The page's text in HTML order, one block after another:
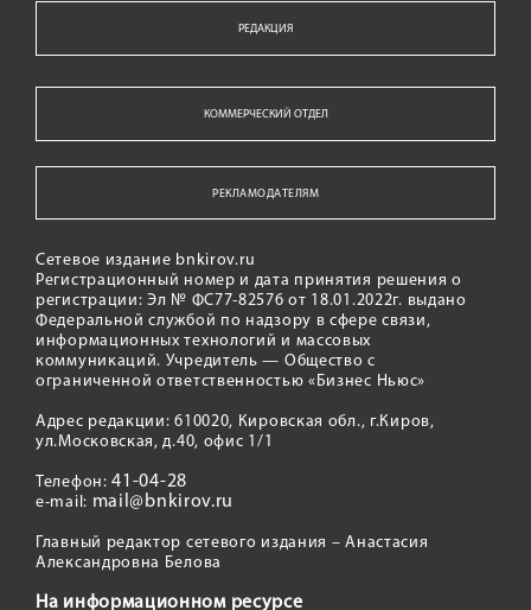
РЕДАКЦИЯ
КОММЕРЧЕСКИЙ ОТДЕЛ
РЕКЛАМОДАТЕЛЯМ
Сетевое издание bnkirov.ru
Регистрационный номер и дата принятия решения о
регистрации: Эл № ФС77-82576 от 18.01.2022г. выдано
Федеральной службой по надзору в сфере связи,
информационных технологий и массовых
коммуникаций. Учредитель — Общество с
ограниченной ответственностью «Бизнес Ньюс»
Адрес редакции: 610020, Кировская обл., г.Киров,
ул.Московская, д.40, офис 1/1
Телефон:41-04-28
e-mail: mail@bnkirov.ru
Главный редактор сетевого издания – Анастасия
Александровна Белова
На информационном ресурсе